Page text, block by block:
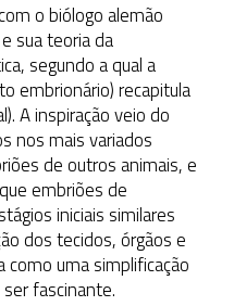
o biólogo alemão
sua teoria da
segundo a qual a
embrionário) recapitula
A inspiração veio do
nos mais variados
de outros animais, e
embriões de
iniciais similares
dos tecidos, órgãos e
como uma simplificação
fascinante.